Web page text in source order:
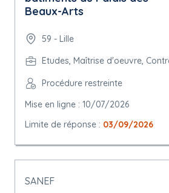
Beaux-Arts
59 - Lille
Etudes, Maîtrise d'oeuvre,
Procédure restreinte
Mise en ligne : 10/07/2026
Limite de réponse : 03/09/2026
SANEF